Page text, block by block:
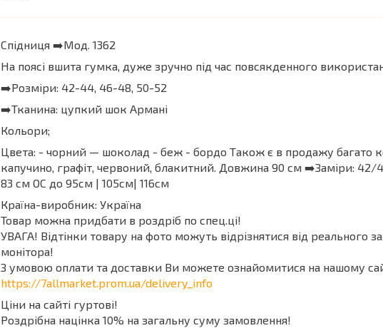
Спідниця ➡️Мод. 1362
На поясі вшита гумка, дуже зручно під час повсякденного
➡️Розміри: 42-44, 46-48, 50-52
➡️Тканина: цупкий шок Армані
Кольори;
Цвета: - чорний — шоколад - беж - бордо Також є в продажу багато
капучино, графіт, червоний, блакитний. Довжина 90 см ➡️Заміри:
83 см ОС до 95см | 105см| 116см
Країна-виробник: Україна
Товар можна придбати в роздріб по спец.ці!
УВАГА! Відтінки товару на фото можуть відрізнятися від реального
монітора!
З умовою оплати та доставки Ви можете ознайомитися на нашому
https://7allmarket.prom.ua/delivery_info
Ціни на сайті гуртові!
Роздрібна націнка 10% на загальну суму замовлення!